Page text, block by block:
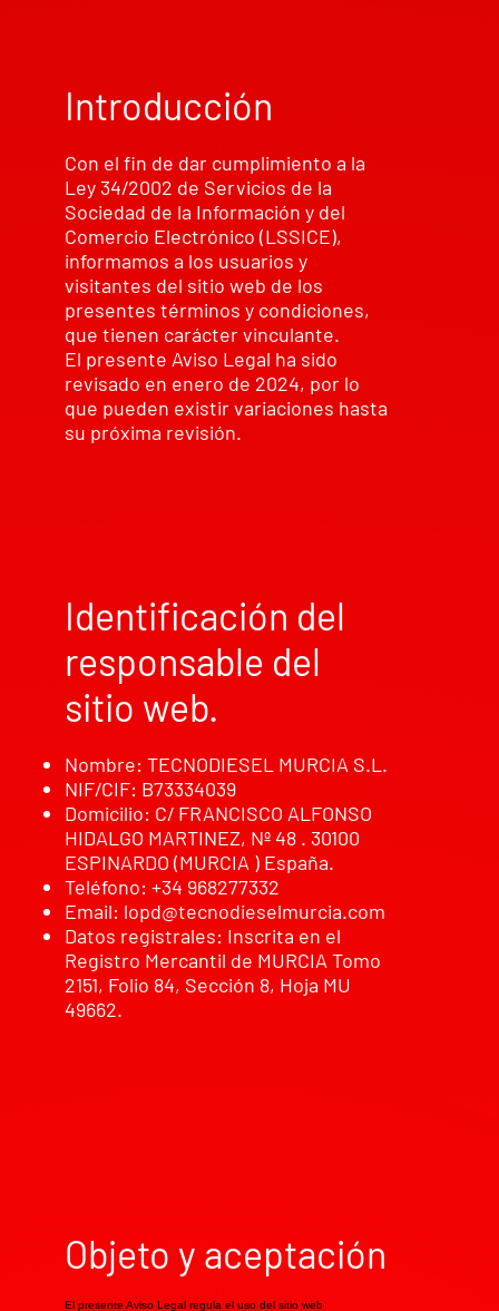
Introducción
Con el fin de dar cumplimiento a la
Ley 34/2002 de Servicios de la
Sociedad de la Información y del
Comercio Electrónico (LSSICE),
informamos a los usuarios y
visitantes del sitio web de los
presentes términos y condiciones,
que tienen carácter vinculante.
El presente Aviso Legal ha sido
revisado en enero de 2024, por lo
que pueden existir variaciones hasta
su próxima revisión.
Identificación del
responsable del
sitio web.
Nombre: TECNODIESEL MURCIA S.L.
NIF/CIF: B73334039
Domicilio: C/ FRANCISCO ALFONSO
HIDALGO MARTINEZ, Nº 48 . 30100
ESPINARDO (MURCIA ) España.
Teléfono: +34 968277332
Email: lopd@tecnodieselmurcia.com
Datos registrales: Inscrita en el
Registro Mercantil de MURCIA Tomo
2151, Folio 84, Sección 8, Hoja MU
49662.
Objeto y aceptación
El presente Aviso Legal regula el uso del sitio web